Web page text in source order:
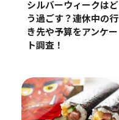
シルバーウィークはど
う過ごす？連休中の行
き先や予算をアンケー
ト調査！